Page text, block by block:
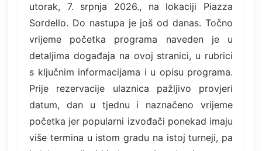
utorak, 7. srpnja 2026., na lokaciji Piazza
Sordello. Do nastupa je još od danas. Točno
vrijeme početka programa naveden je u
detaljima događaja na ovoj stranici, u rubrici
s ključnim informacijama i u opisu programa.
Prije rezervacije ulaznica pažljivo provjeri
datum, dan u tjednu i naznačeno vrijeme
početka jer popularni izvođači ponekad imaju
više termina u istom gradu na istoj turneji, pa